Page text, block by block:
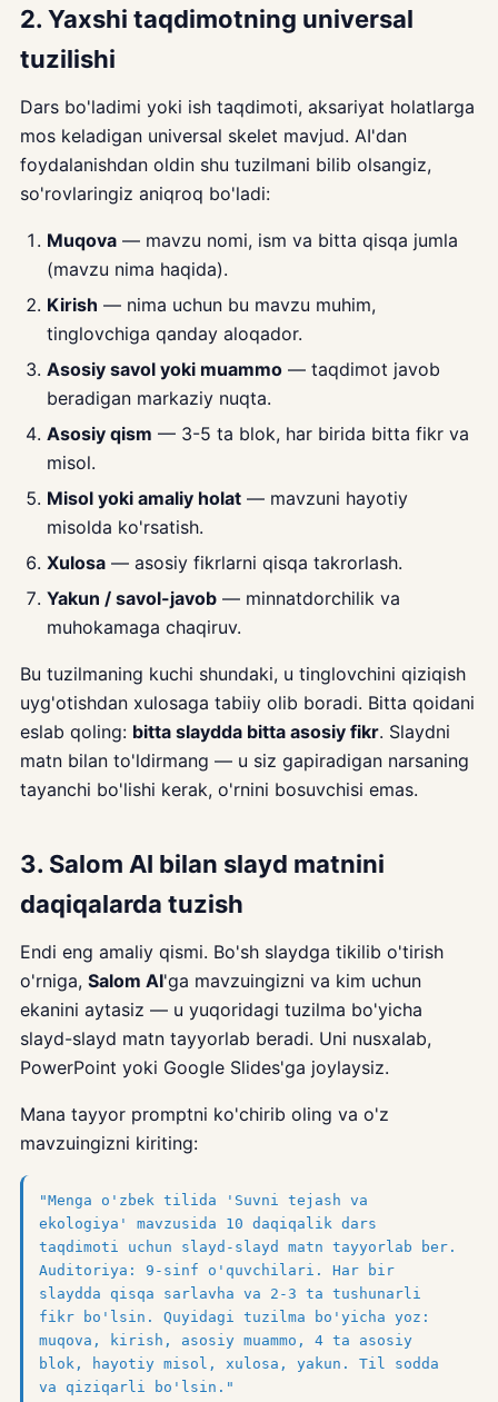
2. Yaxshi taqdimotning universal
tuzilishi
Dars bo'ladimi yoki ish taqdimoti, aksariyat holatlarga
mos keladigan universal skelet mavjud. AI'dan
foydalanishdan oldin shu tuzilmani bilib olsangiz,
so'rovlaringiz aniqroq bo'ladi:
Muqova — mavzu nomi, ism va bitta qisqa jumla
(mavzu nima haqida).
Kirish — nima uchun bu mavzu muhim,
tinglovchiga qanday aloqador.
Asosiy savol yoki muammo — taqdimot javob
beradigan markaziy nuqta.
Asosiy qism — 3-5 ta blok, har birida bitta fikr va
misol.
Misol yoki amaliy holat — mavzuni hayotiy
misolda ko'rsatish.
Xulosa — asosiy fikrlarni qisqa takrorlash.
Yakun / savol-javob — minnatdorchilik va
muhokamaga chaqiruv.
Bu tuzilmaning kuchi shundaki, u tinglovchini qiziqish
uyg'otishdan xulosaga tabiiy olib boradi. Bitta qoidani
eslab qoling: bitta slaydda bitta asosiy fikr. Slaydni
matn bilan to'ldirmang — u siz gapiradigan narsaning
tayanchi bo'lishi kerak, o'rnini bosuvchisi emas.
3. Salom AI bilan slayd matnini
daqiqalarda tuzish
Endi eng amaliy qismi. Bo'sh slaydga tikilib o'tirish
o'rniga, Salom AI'ga mavzuingizni va kim uchun
ekanini aytasiz — u yuqoridagi tuzilma bo'yicha
slayd-slayd matn tayyorlab beradi. Uni nusxalab,
PowerPoint yoki Google Slides'ga joylaysiz.
Mana tayyor promptni ko'chirib oling va o'z
mavzuingizni kiriting:
"Menga o'zbek tilida 'Suvni tejash va
ekologiya' mavzusida 10 daqiqalik dars
taqdimoti uchun slayd-slayd matn tayyorlab ber.
Auditoriya: 9-sinf o'quvchilari. Har bir
slaydda qisqa sarlavha va 2-3 ta tushunarli
fikr bo'lsin. Quyidagi tuzilma bo'yicha yoz:
muqova, kirish, asosiy muammo, 4 ta asosiy
blok, hayotiy misol, xulosa, yakun. Til sodda
va qiziqarli bo'lsin."